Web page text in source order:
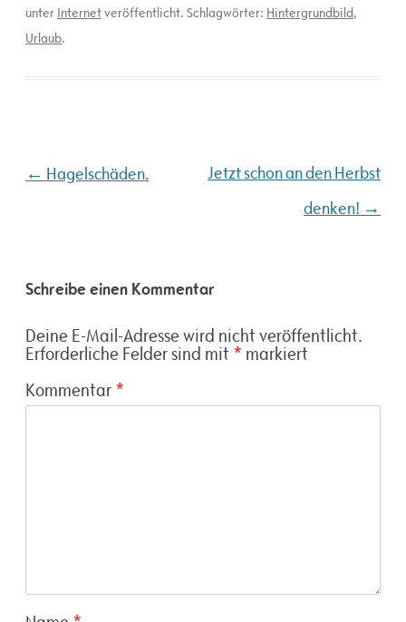
unter Internetveröffentlicht. Schlagwörter: Hintergrundbild,
Urlaub.
Beitragsnavigation
← Hagelschäden.
Jetzt schon an den Herbst
denken! →
Schreibe einen Kommentar
Deine E-Mail-Adresse wird nicht veröffentlicht.
Erforderliche Felder sind mit * markiert
Kommentar *